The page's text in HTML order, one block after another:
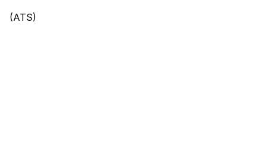
(ATS)